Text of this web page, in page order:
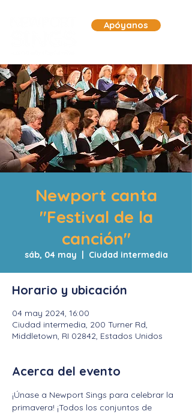
Apóyanos
Newport canta
"Festival de la
canción"
sáb, 04 may
  |
Ciudad intermedia
Horario y ubicación
04 may 2024, 16:00
Ciudad intermedia, 200 Turner Rd,
Middletown, RI 02842, Estados Unidos
Acerca del evento
¡Únase a Newport Sings para celebrar la
primavera! ¡Todos los conjuntos de